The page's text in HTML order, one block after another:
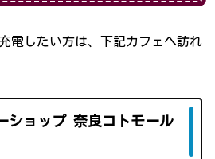
電したい方は、下記カフェへ訪れ
ショップ 奈良コトモール